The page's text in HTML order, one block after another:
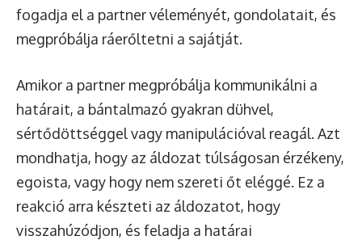
fogadja el a partner véleményét, gondolatait, és
megpróbálja ráerőltetni a sajátját.
Amikor a partner megpróbálja kommunikálni a
határait, a bántalmazó gyakran dühvel,
sértődöttséggel vagy manipulációval reagál. Azt
mondhatja, hogy az áldozat túlságosan érzékeny,
egoista, vagy hogy nem szereti őt eléggé. Ez a
reakció arra készteti az áldozatot, hogy
visszahúzódjon, és feladja a határai